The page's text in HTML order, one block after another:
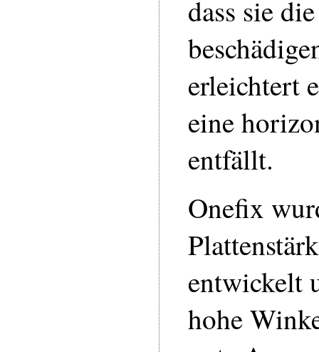
dass sie
erleichtert
eine
entfällt.
Onefix
entwickelt
hohe